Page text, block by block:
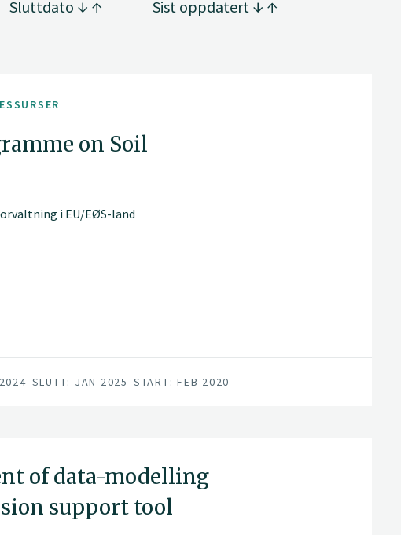
Sluttdato Sist oppdatert
on Soil
i EU/EØS-land
SLUTT: JAN 2025 START: FEB 2020
of data-modelling
support tool